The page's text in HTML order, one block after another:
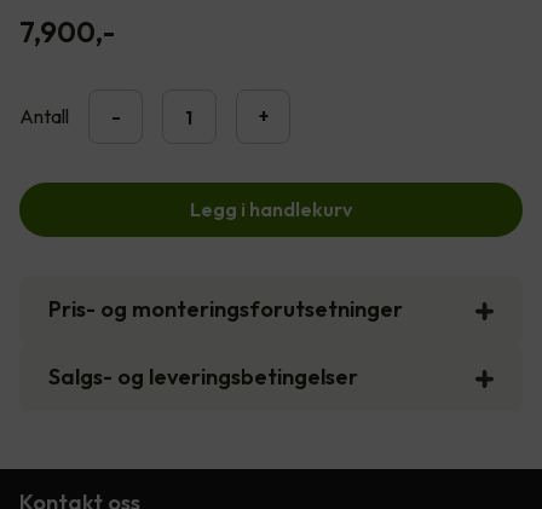
7,900,-
Antall - +
Legg i handlekurv
Pris- og monteringsforutsetninger
Salgs- og leveringsbetingelser
Kontakt oss